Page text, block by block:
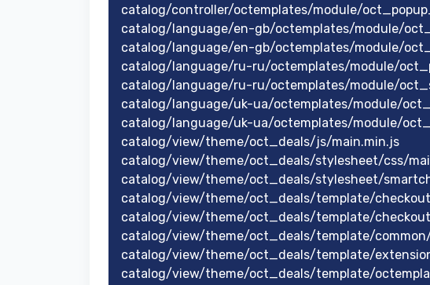
catalog/controller/octemplates/module/
catalog/language/en-gb/octemplates/module/
catalog/language/en-gb/octemplates/module/
catalog/language/ru-ru/octemplates/module/
catalog/language/ru-ru/octemplates/module/
catalog/language/uk-ua/octemplates/module/
catalog/language/uk-ua/octemplates/module/
catalog/view/theme/oct_deals/js/main.min.js
catalog/view/theme/oct_deals/stylesheet/css/
catalog/view/theme/oct_deals/stylesheet/
catalog/view/theme/oct_deals/template/
catalog/view/theme/oct_deals/template/
catalog/view/theme/oct_deals/template/
catalog/view/theme/oct_deals/template/
catalog/view/theme/oct_deals/template/